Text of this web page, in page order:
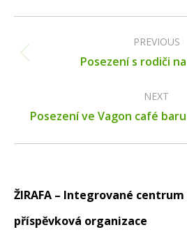
navigation
PREVIOUS
Posezení s rodiči
NEXT
Next
Posezení ve Vagon café
ŽIRAFA – Integrované
příspěvková organizace